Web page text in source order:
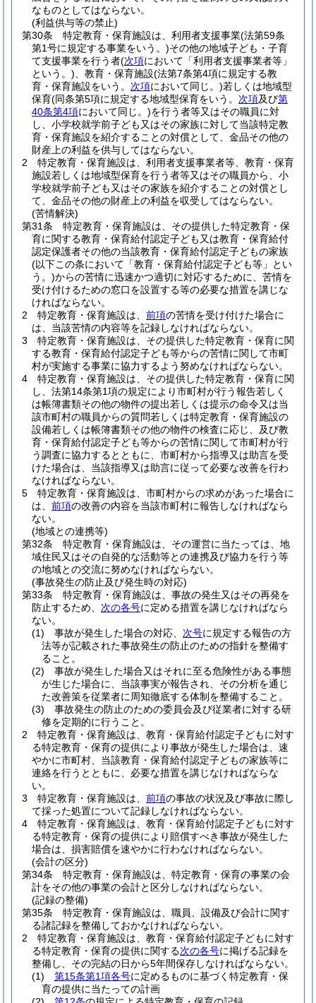
なものとしてはならない。
(利益供与等の禁止)
第30条
特定教育・保育施設は、利用者支援事業(法第59条
第1号に規定する事業をいう。)その他の地域子ども・子育
て支援事業を行う者(次項において「利用者支援事業者等」
という。) 、教育・保育施設(法第7条第4項に規定する教
育・保育施設をいう。 次項において同じ。)若しくは地域型
保育(同条第5項に規定する地域型保育をいう。 次項及び第
40条第4項において同じ。)を行う者等又はその職員に対
し、小学校就学前子ども又はその家族に対して当該特定教
育・保育施設を紹介することの対償として、金品その他の
財産上の利益を供与してはならない。
2
特定教育・保育施設は、利用者支援事業者等、教育・保育
施設若しくは地域型保育を行う者等又はその職員から、小
学校就学前子ども又はその家族を紹介することの対償とし
て、金品その他の財産上の利益を収受してはならない。
(苦情解決)
第31条
特定教育・保育施設は、その提供した特定教育・保
育に関する教育・保育給付認定子ども又は教育・保育給付
認定保護者その他の当該教育・保育給付認定子どもの家族
(以下この条において「教育・保育給付認定子ども等」とい
う。)からの苦情に迅速かつ適切に対応するために、苦情を
受け付けるための窓口を設置する等の必要な措置を講じな
ければならない。
2
特定教育・保育施設は、 前項の苦情を受け付けた場合に
は、当該苦情の内容等を記録しなければならない。
3
特定教育・保育施設は、その提供した特定教育・保育に関
する教育・保育給付認定子ども等からの苦情に関して市町
村が実施する事業に協力するよう努めなければならない。
4
特定教育・保育施設は、その提供した特定教育・保育に関
し、法第14条第1項の規定により市町村が行う報告若しく
は帳簿書類その他の物件の提出若しくは提示の命令又は当
該市町村の職員からの質問若しくは特定教育・保育施設の
設備若しくは帳簿書類その他の物件の検査に応じ、及び教
育・保育給付認定子ども等からの苦情に関して市町村が行
う調査に協力するとともに、市町村から指導又は助言を受
けた場合は、当該指導又は助言に従って必要な改善を行わ
なければならない。
5
特定教育・保育施設は、市町村からの求めがあった場合に
は、 前項の改善の内容を当該市町村に報告しなければなら
ない。
(地域との連携等)
第32条
特定教育・保育施設は、その運営に当たっては、地
域住民又はその自発的な活動等との連携及び協力を行う等
の地域との交流に努めなければならない。
(事故発生の防止及び発生時の対応)
第33条
特定教育・保育施設は、事故の発生又はその再発を
防止するため、 次の各号に定める措置を講じなければなら
ない。
(1)
事故が発生した場合の対応、 次号に規定する報告の方
法等が記載された事故発生の防止のための指針を整備す
ること。
(2)
事故が発生した場合又はそれに至る危険性がある事態
が生じた場合に、当該事実が報告され、その分析を通じ
た改善策を従業者に周知徹底する体制を整備すること。
(3)
事故発生の防止のための委員会及び従業者に対する研
修を定期的に行うこと。
2
特定教育・保育施設は、教育・保育給付認定子どもに対す
る特定教育・保育の提供により事故が発生した場合は、速
やかに市町村、当該教育・保育給付認定子どもの家族等に
連絡を行うとともに、必要な措置を講じなければならな
い。
3
特定教育・保育施設は、 前項の事故の状況及び事故に際し
て採った処置について記録しなければならない。
4
特定教育・保育施設は、教育・保育給付認定子どもに対す
る特定教育・保育の提供により賠償すべき事故が発生した
場合は、損害賠償を速やかに行わなければならない。
(会計の区分)
第34条
特定教育・保育施設は、特定教育・保育の事業の会
計をその他の事業の会計と区分しなければならない。
(記録の整備)
第35条
特定教育・保育施設は、職員、設備及び会計に関す
る諸記録を整備しておかなければならない。
2
特定教育・保育施設は、教育・保育給付認定子どもに対す
る特定教育・保育の提供に関する次の各号に掲げる記録を
整備し、その完結の日から5年間保存しなければならない。
(1)
第15条第1項各号に定めるものに基づく特定教育・保
育の提供に当たっての計画